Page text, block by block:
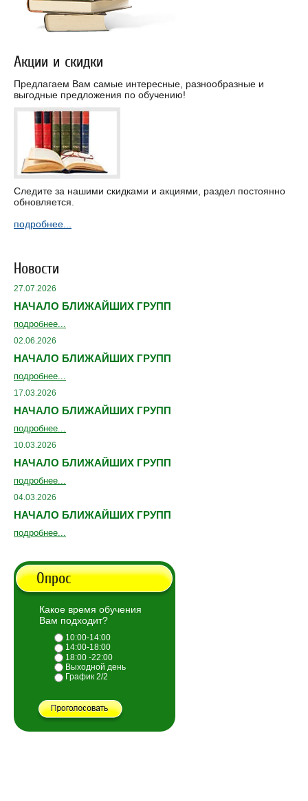
Акции и скидки
Предлагаем Вам самые интересные, разнообразные и
выгодные предложения по обучению!
Следите за нашими скидками и акциями, раздел постоянно
обновляется.
подробнее...
Новости
27.07.2026
НАЧАЛО БЛИЖАЙШИХ ГРУПП
подробнее...
02.06.2026
НАЧАЛО БЛИЖАЙШИХ ГРУПП
подробнее...
17.03.2026
НАЧАЛО БЛИЖАЙШИХ ГРУПП
подробнее...
10.03.2026
НАЧАЛО БЛИЖАЙШИХ ГРУПП
подробнее...
04.03.2026
НАЧАЛО БЛИЖАЙШИХ ГРУПП
подробнее...
Опрос
Какое время обучения
Вам подходит?
10:00-14:00
14:00-18:00
18:00 -22:00
Выходной день
График 2/2